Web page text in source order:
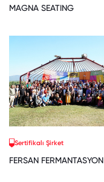
MAGNA SEATING
Sertifikalı Şirket
FERSAN FERMANTASYON